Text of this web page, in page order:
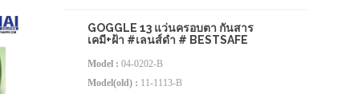
GOGGLE 13 แว่นครอบตา กันสาร
เคมี+ฝ้า #เลนส์ดำ # BESTSAFE
Model : 04-0202-B
Model(old) : 11-1113-B